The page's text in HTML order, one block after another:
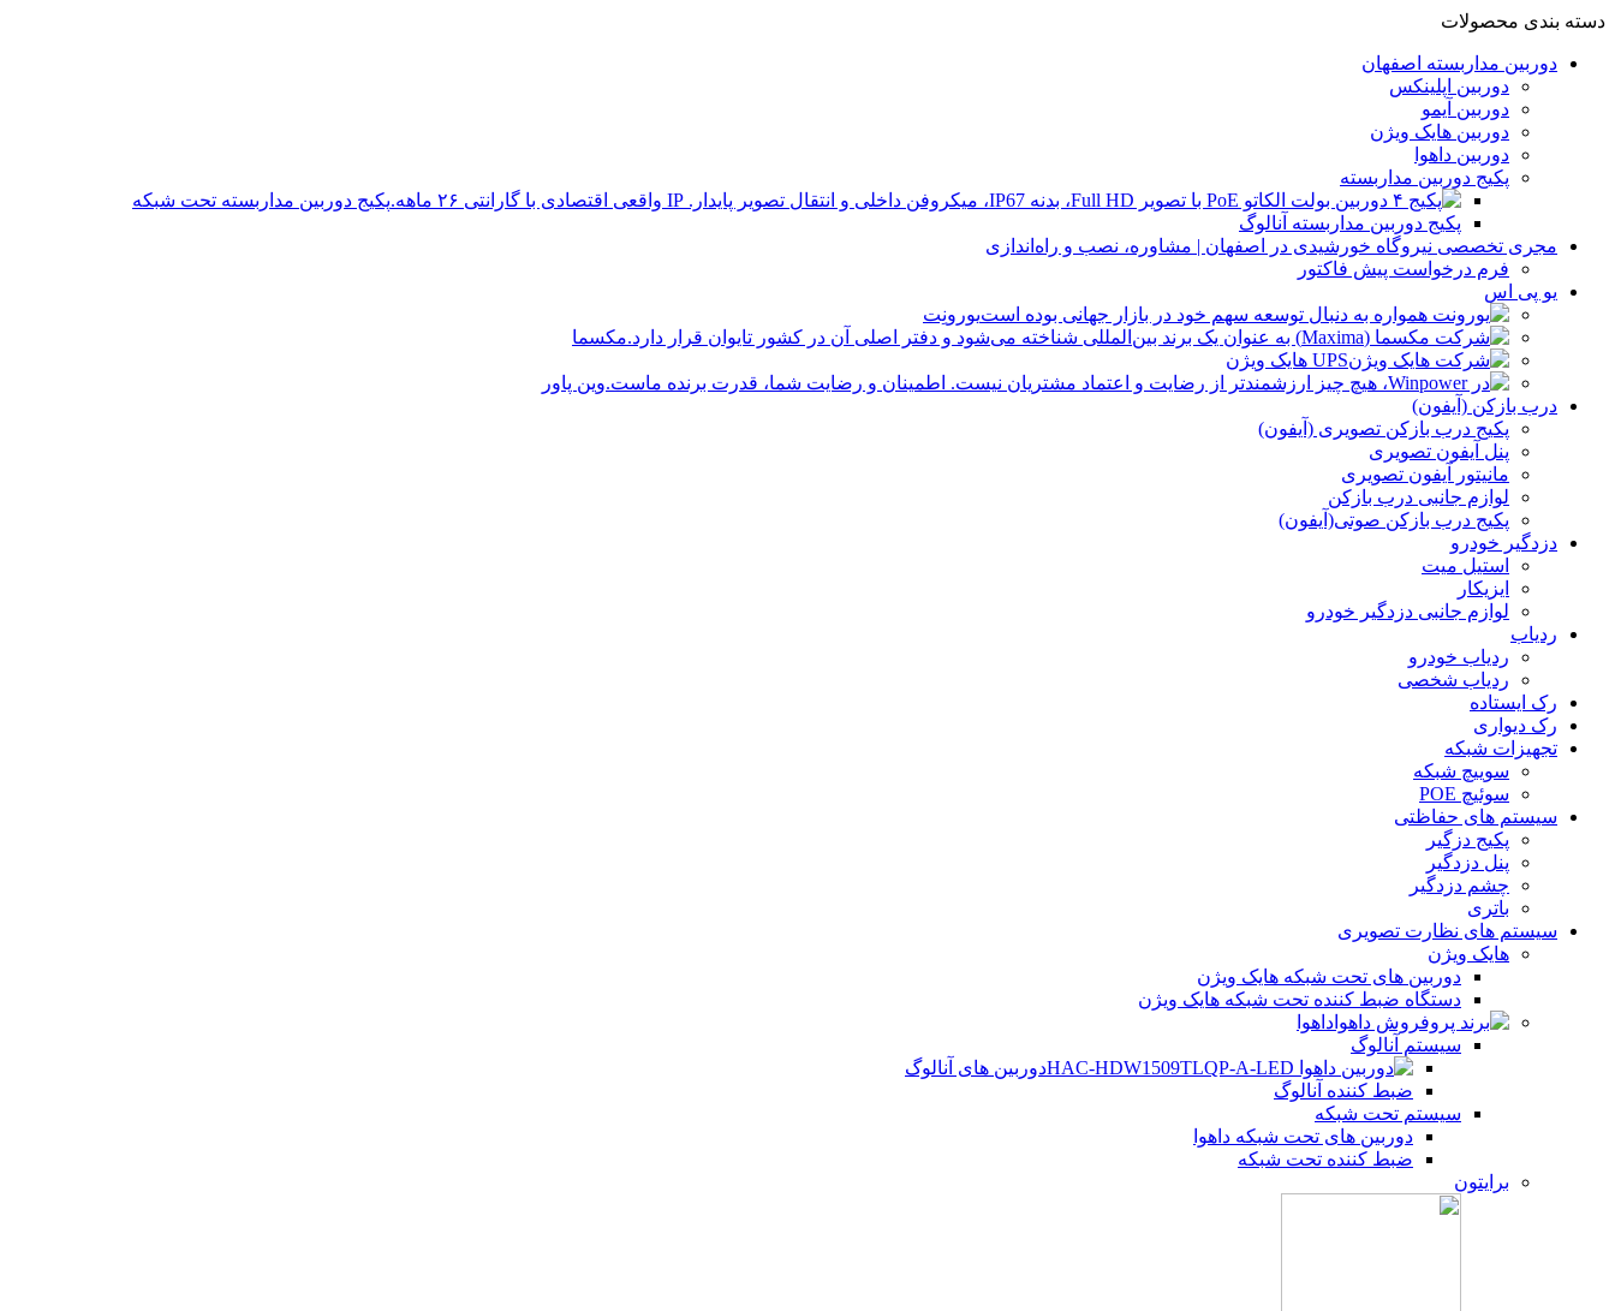
دسته بندی محصولات
دوربین مداربسته اصفهان
دوربین اپلینکس
دوربین آیمو
دوربین هایک ویژن
دوربین داهوا
پکیج دوربین مداربسته
پکیج دوربین مداربسته تحت شبکه
پکیج دوربین مداربسته آنالوگ
مجری تخصصی نیروگاه خورشیدی در اصفهان | مشاوره، نصب و راه‌اندازی
فرم درخواست پیش فاکتور
یو پی اس
یورونِت
مکسما
UPS هایک ویژن
وین پاور
درب بازکن (آیفون)
پکیج درب بازکن تصویری (آیفون)
پنل آیفون تصویری
مانیتور آیفون تصویری
لوازم جانبی درب بازکن
پکیج درب بازکن صوتی(آیفون)
دزدگیر خودرو
استیل میت
ایزیکار
لوازم جانبی دزدگیر خودرو
ردیاب
ردیاب خودرو
ردیاب شخصی
رک ایستاده
رک دیواری
تجهیزات شبکه
سوییچ شبکه
سوئیچ POE
سیستم های حفاظتی
پکیج دزگیر
پنل دزدگیر
چشم دزدگیر
باتری
سیستم های نظارت تصویری
هایک ویژن
دوربین های تحت شبکه هایک ویژن
دستگاه ضبط کننده تحت شبکه هایک ویژن
داهوا
سیستم آنالوگ
دوربین های آنالوگ
ضبط کننده آنالوگ
سیستم تحت شبکه
دوربین های تحت شبکه داهوا
ضبط کننده تحت شبکه
برایتون